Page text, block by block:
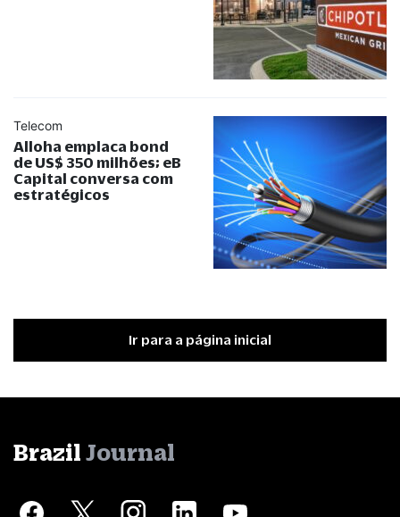
Telecom
Alloha emplaca bond
de US$ 350 milhões; eB
Capital conversa com
estratégicos
Ir para a página inicial
Brazil Journal